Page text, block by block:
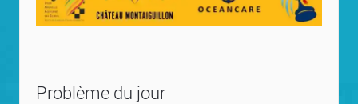
Problème du jour